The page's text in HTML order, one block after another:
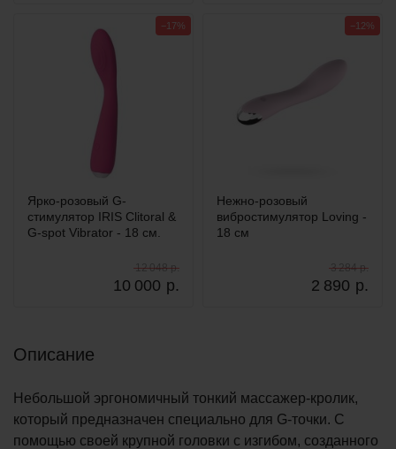
Ярко-розовый G-
стимулятор IRIS Clitoral &
G-spot Vibrator - 18 см.
10 000 р.
12 048 р.
−17%
Нежно-розовый
вибростимулятор Loving -
18 см
2 890 р.
3 284 р.
−12%
Описание
Небольшой эргономичный тонкий массажер-кролик,
который предназначен специально для G-точки. С
помощью своей крупной головки с изгибом, созданного